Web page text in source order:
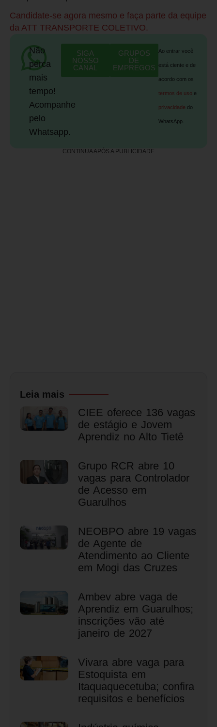
Candidate-se agora mesmo e faça parte da equipe
da ATT TRANSPORTE COLETIVO.
Não
perca
mais
tempo!
Acompanhe
pelo
Whatsapp.
SIGA
NOSSO
CANAL
GRUPOS
DE
EMPREGOS
Ao entrar você
está ciente e de
acordo com os
termos de uso e
privacidade do
WhatsApp.
CONTINUA APÓS A PUBLICIDADE
Leia mais
CIEE oferece 136 vagas
de estágio e Jovem
Aprendiz no Alto Tietê
Grupo RCR abre 10
vagas para Controlador
de Acesso em
Guarulhos
NEOBPO abre 19 vagas
de Agente de
Atendimento ao Cliente
em Mogi das Cruzes
Ambev abre vaga de
Aprendiz em Guarulhos;
inscrições vão até
janeiro de 2027
Vivara abre vaga para
Estoquista em
Itaquaquecetuba; confira
requisitos e benefícios